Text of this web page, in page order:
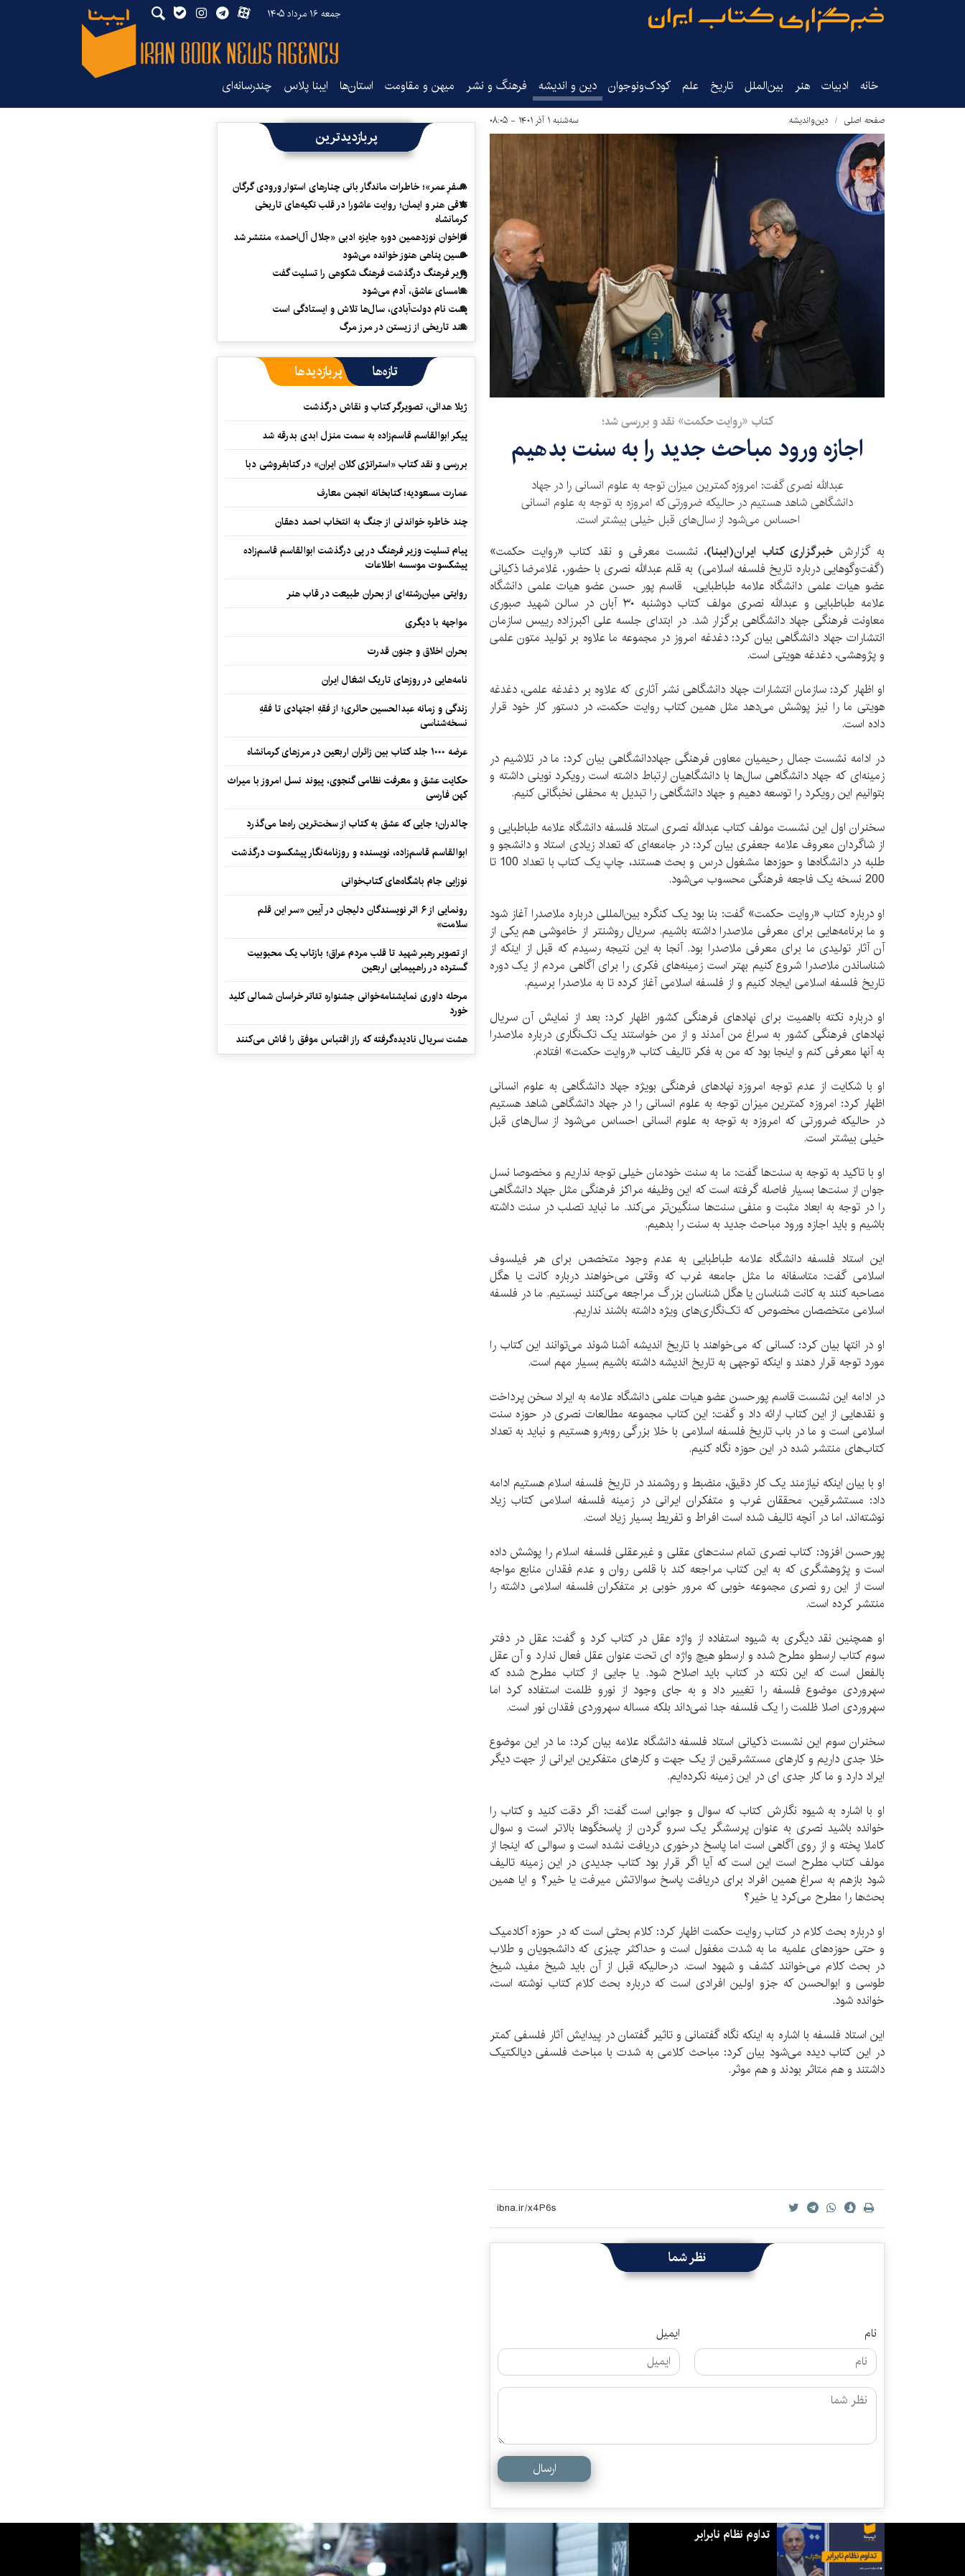
جمعه ۱۶ مرداد ۱۴۰۵
خانه ادبیات هنر بین‌الملل تاریخ‌ علم کودک‌ونوجوان دین و اندیشه فرهنگ و نشر میهن و مقاومت استان‌ها ایبنا پلاس چندرسانه‌ای
صفحه اصلی دین‌واندیشه سه‌شنبه ۱ آذر ۱۴۰۱ - ۰۸:۰۵
کتاب «روایت حکمت» نقد و بررسی شد؛
اجازه ورود مباحث جدید را به سنت بدهیم
عبدالله نصری گفت: امروزه کمترین میزان توجه به علوم انسانی را در جهاد
دانشگاهی شاهد هستیم در حالیکه ضرورتی که امروزه به توجه به علوم انسانی
احساس می‌شود از سال‌های قبل خیلی بیشتر است.
به گزارشخبرگزاری کتاب ایران(ایبنا)، نشست معرفی و نقد کتاب «روایت حکمت»
(گفت‌وگوهایی درباره تاریخ فلسفه اسلامی) به قلم عبدالله نصری با حضور، غلامرضا ذکیانی
عضو هیات علمی دانشگاه علامه طباطبایی، قاسم پور حسن عضو هیات علمی دانشگاه
علامه طباطبایی و عبدالله نصری مولف کتاب دوشنبه ۳۰ آبان در سالن شهید صبوری
معاونت فرهنگی جهاد دانشگاهی برگزار شد. در ابتدای جلسه علی اکبرزاده رییس سازمان
انتشارات جهاد دانشگاهی بیان کرد: دغدغه امروز در مجموعه ما علاوه بر تولید متون علمی
و پژوهشی، دغدغه هویتی است.
او اظهار کرد: سازمان انتشارات جهاد دانشگاهی نشر آثاری که علاوه بر دغدغه علمی، دغدغه
هویتی ما را نیز پوشش می‌دهد مثل همین کتاب روایت حکمت، در دستور کار خود قرار
داده است.
در ادامه نشست جمال رحیمیان معاون فرهنگی جهاددانشگاهی بیان کرد: ما در تلاشیم در
زمینه‌ای که جهاد دانشگاهی سال‌ها با دانشگاهیان ارتباط داشته است رویکرد نوینی داشته و
بتوانیم این رویکرد را توسعه دهیم و جهاد دانشگاهی را تبدیل به محفلی نخبگانی کنیم.
سخنران اول این نشست مولف کتاب عبدالله نصری استاد فلسفه دانشگاه علامه طباطبایی و
از شاگردان معروف علامه جعفری بیان کرد: در جامعه‌ای که تعداد زیادی استاد و دانشجو و
طلبه در دانشگاه‌ها و حوزه‌ها مشغول درس و بحث هستند، چاپ یک کتاب با تعداد 100 تا
200 نسخه یک فاجعه فرهنگی محسوب می‌شود.
او درباره کتاب «روایت حکمت» گفت: بنا بود یک کنگره بین‌المللی درباره ملاصدرا آغاز شود
و ما برنامه‌هایی برای معرفی ملاصدرا داشته باشیم. سریال روشنتر از خاموشی هم یکی از
آن آثار تولیدی ما برای معرفی ملاصدرا بود. آنجا به این نتیجه رسیدم که قبل از اینکه از
شناساندن ملاصدرا شروع کنیم بهتر است زمینه‌های فکری را برای آگاهی مردم از یک دوره
تاریخ فلسفه اسلامی ایجاد کنیم و از فلسفه اسلامی آغاز کرده تا به ملاصدرا برسیم.
او درباره نکته بااهمیت برای نهادهای فرهنگی کشور اظهار کرد: بعد از نمایش آن سریال
نهادهای فرهنگی کشور به سراغ من آمدند و از من خواستند یک تک‌نگاری درباره ملاصدرا
به آنها معرفی کنم و اینجا بود که من به فکر تالیف کتاب «روایت حکمت» افتادم.
او با شکایت از عدم توجه امروزه نهادهای فرهنگی بویژه جهاد دانشگاهی به علوم انسانی
اظهار کرد: امروزه کمترین میزان توجه به علوم انسانی را در جهاد دانشگاهی شاهد هستیم
در حالیکه ضرورتی که امروزه به توجه به علوم انسانی احساس می‌شود از سال‌های قبل
خیلی بیشتر است.
او با تاکید به توجه به سنت‌ها گفت: ما به سنت خودمان خیلی توجه نداریم و مخصوصا نسل
جوان از سنت‌ها بسیار فاصله گرفته است که این وظیفه مراکز فرهنگی مثل جهاد دانشگاهی
را در توجه به ابعاد مثبت و منفی سنت‌ها سنگین‌تر می‌کند. ما نباید تصلب در سنت‌ داشته
باشیم و باید اجازه ورود مباحث جدید به سنت را بدهیم.
این استاد فلسفه دانشگاه علامه طباطبایی به عدم وجود متخصص برای هر فیلسوف
اسلامی گفت: متاسفانه ما مثل جامعه غرب که وقتی می‌خواهند درباره کانت یا هگل
مصاحبه کنند به کانت شناسان یا هگل شناسان بزرگ مراجعه می‌کنند نیستیم. ما در فلسفه
اسلامی متخصصان مخصوص که تک‌نگاری‌های ویژه داشته باشند نداریم.
او در انتها بیان کرد: کسانی که می‌خواهند با تاریخ اندیشه آشنا شوند می‌توانند این کتاب را
مورد توجه قرار دهند و اینکه توجهی به تاریخ اندیشه داشته باشیم بسیار مهم است.
در ادامه این نشست قاسم پورحسن عضو هیات علمی دانشگاه علامه به ایراد سخن پرداخت
و نقدهایی از این کتاب ارائه داد و گفت: این کتاب مجموعه مطالعات نصری در حوزه سنت
اسلامی است و ما در باب تاریخ فلسفه اسلامی با خلا بزرگی روبه‌رو هستیم و نباید به تعداد
کتاب‌های منتشر شده در این حوزه نگاه کنیم.
او با بیان اینکه نیازمند یک کار دقیق، منضبط و روشمند در تاریخ فلسفه اسلام هستیم ادامه
داد: مستشرقین، محققان غرب و متفکران ایرانی در زمینه فلسفه اسلامی کتاب زیاد
نوشته‌اند، اما در آنچه تالیف شده است افراط و تفریط بسیار زیاد است.
پورحسن افزود: کتاب نصری تمام سنت‌های عقلی و غیرعقلی فلسفه اسلام را پوشش داده
است و پژوهشگری که به این کتاب مراجعه کند با قلمی روان و عدم فقدان منابع مواجه
است از این رو نصری مجموعه خوبی که مرور خوبی بر متفکران فلسفه اسلامی داشته را
منتشر کرده است.
او همچنین نقد دیگری به شیوه استفاده از واژه عقل در کتاب کرد و گفت: عقل در دفتر
سوم کتاب ارسطو مطرح شده و ارسطو هیچ واژه ای تحت عنوان عقل فعال ندارد و آن عقل
بالفعل است که این نکته در کتاب باید اصلاح شود. یا جایی از کتاب مطرح شده که
سهروردی موضوع فلسفه را تغییر داد و به جای وجود از نورو ظلمت استفاده کرد اما
سهروردی اصلا ظلمت را یک فلسفه جدا نمی‌داند بلکه مساله سهروردی فقدان نور است.
سخنران سوم این نشست ذکیانی استاد فلسفه دانشگاه علامه بیان کرد: ما در این موضوع
خلا جدی داریم و کارهای مستشرقین از یک جهت و کارهای متفکرین ایرانی از جهت دیگر
ایراد دارد و ما کار جدی ای در این زمینه نکرده‌ایم.
او با اشاره به شیوه نگارش کتاب که سوال و جوابی است گفت: اگر دقت کنید و کتاب را
خوانده باشید نصری به عنوان پرسشگر یک سرو گردن از پاسخگوها بالاتر است و سوال
کاملا پخته و از روی آگاهی است اما پاسخ درخوری دریافت نشده است و سوالی که اینجا از
مولف کتاب مطرح است این است که آیا اگر قرار بود کتاب جدیدی در این زمینه تالیف
شود بازهم به سراغ همین افراد برای دریافت پاسخ سوالاتش میرفت یا خیر؟ و ایا همین
بحث‌ها را مطرح می‌کرد یا خیر؟
او درباره بحث کلام در کتاب روایت حکمت اظهار کرد: کلام بحثی است که در حوزه آکادمیک
و حتی حوزه‌های علمیه ما به شدت مغفول است و حداکثر چیزی که دانشجویان و طلاب
در بحث کلام می‌خوانند کشف و شهود است. درحالیکه قبل از آن باید شیخ مفید، شیخ
طوسی و ابوالحسن که جزو اولین افرادی است که درباره بحث کلام کتاب نوشته است،
خوانده شود.
این استاد فلسفه با اشاره به اینکه نگاه گفتمانی و تاثیر گفتمان در پیدایش آثار فلسفی کمتر
در این کتاب دیده می‌شود بیان کرد: مباحث کلامی به شدت با مباحث فلسفی دیالکتیک
داشتند و هم متاثر بودند و هم موثر.
نظر شما
نام ایمیل
ارسال
پربازدیدترین
«سفرِ عمر»؛ خاطرات ماندگار بانی چنارهای استوار ورودی گرگان
تلاقی هنر و ایمان؛ روایت عاشورا در قلب تکیه‌های تاریخی
کرمانشاه
فراخوان نوزدهمین دوره جایزه ادبی «جلال آل‌احمد» منتشر شد
حسین پناهی هنوز خوانده می‌شود
وزیر فرهنگ درگذشت فرهنگ شکوهی را تسلیت گفت
سامسای عاشق، آدم می‌شود
پشت نام دولت‌آبادی، سال‌ها تلاش و ایستادگی است
سند تاریخی از زیستن در مرز مرگ
تازه‌ها پربازدیدها
ژیلا هدائی، تصویرگر کتاب و نقاش درگذشت
پیکر ابوالقاسم قاسم‌زاده به سمت منزل ابدی بدرقه شد
بررسی و نقد کتاب «استراتژی کلان ایران» در کتابفروشی دبا
عمارت مسعودیه؛ کتابخانه انجمن معارف
چند خاطره خواندنی از جنگ به انتخاب احمد دهقان
پیام تسلیت وزیر فرهنگ در پی درگذشت ابوالقاسم قاسم‌زاده
پیشکسوت موسسه اطلاعات
روایتی میان‌رشته‌ای از بحران طبیعت در قاب هنر
مواجهه با دیگری
بحران اخلاق و جنون قدرت
نامه‌هایی در روزهای تاریک اشغال ایران
زندگی و زمانه عبدالحسین حائری؛ از فقهِ اجتهادی تا فقهِ
نسخه‌شناسی
عرضه ۱۰۰۰ جلد کتاب بین زائران اربعین در مرزهای کرمانشاه
حکایت عشق و معرفت نظامی گنجوی، پیوند نسل امروز با میراث
کهن فارسی
چالدران؛ جایی که عشق به کتاب از سخت‌ترین راه‌ها می‌گذرد
ابوالقاسم قاسم‌زاده، نویسنده و روزنامه‌نگار پیشکسوت درگذشت
نوزایی جام باشگاه‌های کتاب‌خوانی
رونمایی از ۶ اثر نویسندگان دلیجان در آیین «سر این قلم
سلامت»
از تصویر رهبر شهید تا قلب مردم عراق؛ بازتاب یک محبوبیت
گسترده در راهپیمایی اربعین
مرحله داوری نمایشنامه‌خوانی جشنواره تئاتر خراسان شمالی کلید
خورد
هشت سریال نادیده‌گرفته که راز اقتباس موفق را فاش می‌کنند
تداوم نظام نابرابر